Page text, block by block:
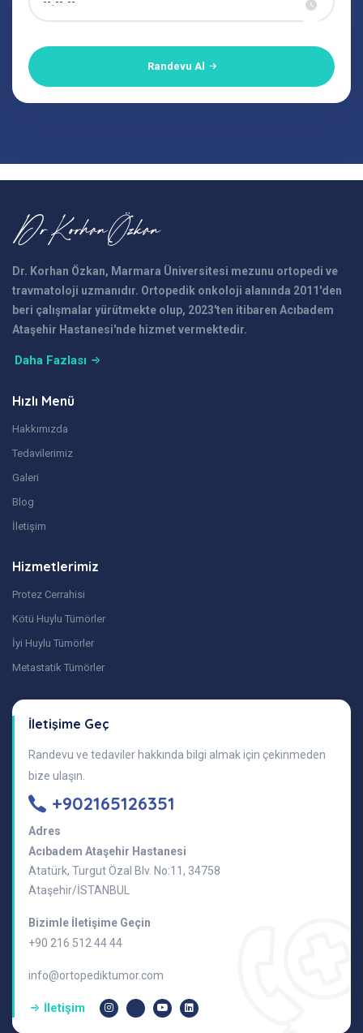
Randevu Al
Dr. Korhan Özkan, Marmara Üniversitesi mezunu ortopedi ve
travmatoloji uzmanıdır. Ortopedik onkoloji alanında 2011'den
beri çalışmalar yürütmekte olup, 2023'ten itibaren Acıbadem
Ataşehir Hastanesi'nde hizmet vermektedir.
Daha Fazlası
Hızlı Menü
Hakkımızda
Tedavilerimiz
Galeri
Blog
İletişim
Hizmetlerimiz
Protez Cerrahisi
Kötü Huylu Tümörler
İyi Huylu Tümörler
Metastatik Tümörler
İletişime Geç
Randevu ve tedaviler hakkında bilgi almak için çekinmeden
bize ulaşın.
+902165126351
Adres
Acıbadem Ataşehir Hastanesi
Atatürk, Turgut Özal Blv. No:11, 34758
Ataşehir/İSTANBUL
Bizimle İletişime Geçin
+90 216 512 44 44
info@ortopediktumor.com
İletişim